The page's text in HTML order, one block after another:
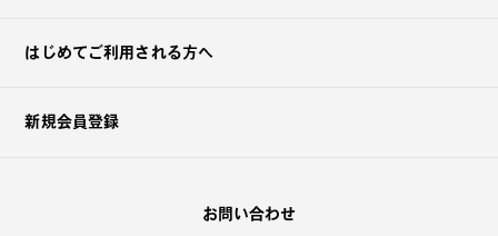
はじめてご利用される方へ
新規会員登録
お問い合わせ